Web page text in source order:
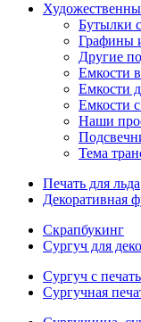
Бутылки
Графины
Другие
Емкости
Емкости
Емкости
Наши
Тема
Печать для льда
Декоративная
Скрапбукинг
Сургуч для
Сургуч с
Сургучная